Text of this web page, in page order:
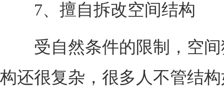
7、擅自拆改空间结构
受自然条件的限制，空间
构还很复杂，很多人不管结